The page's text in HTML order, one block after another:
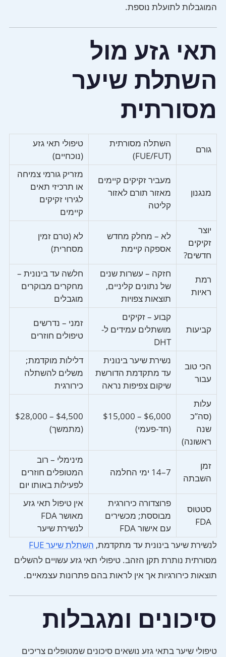
המוגבלות לתועלת נוספת.
תאי גזע מול
השתלת שיער
מסורתית
גורם
השתלה מסורתית
(FUE/FUT)
טיפולי תאי גזע
(נוכחיים)
מנגנון
מעביר זקיקים קיימים
מאזור תורם לאזור
קליטה
מזריק גורמי צמיחה
או תרכיזי תאים
לגירוי זקיקים
קיימים
יוצר
זקיקים
חדשים?
לא – מחלק מחדש
אספקה קיימת
לא (טרם זמין
מסחרית)
רמת
ראיות
חזקה – עשרות שנים
של נתונים קליניים,
תוצאות צפויות
חלשה עד בינונית –
מחקרים מבוקרים
מוגבלים
קביעות
קבוע – זקיקים
מושתלים עמידים ל-
DHT
זמני – נדרשים
טיפולים חוזרים
הכי טוב
עבור
נשירת שיער בינונית
עד מתקדמת הדורשת
שיקום צפיפות נראה
דלילות מוקדמת;
משלים להשתלה
כירורגית
עלות
(סה”כ
שנה
ראשונה)
$6,000 – $15,000
(חד-פעמי)
$4,500 – $28,000
(מתמשך)
זמן
השבתה
7–14 ימי החלמה
מינימלי – רוב
המטופלים חוזרים
לפעילות באותו יום
סטטוס
FDA
פרוצדורה כירורגית
מבוססת; מכשירים
עם אישור FDA
אין טיפול תאי גזע
מאושר FDA
לנשירת שיער
לנשירת שיער בינונית עד מתקדמת, השתלת שיער FUE
מסורתית נותרת תקן הזהב. טיפולי תאי גזע עשויים להשלים
תוצאות כירורגיות אך אין לראות בהם פתרונות עצמאיים.
סיכונים ומגבלות
טיפולי שיער בתאי גזע נושאים סיכונים שמטופלים צריכים